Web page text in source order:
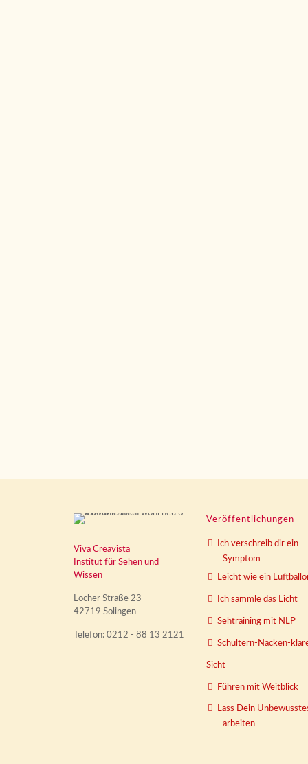
Viva Creavista
Institut für Sehen und
Wissen
Locher Straße 23
42719 Solingen
Telefon: 0212 - 88 13 2121
Veröffentlichungen
Ich verschreib dir ein
Symptom
Leicht wie ein
Ich sammle das Licht
Sehtraining mit NLP
Schultern-Nacken-
Sicht
Führen mit Weitblick
Lass Dein
arbeiten